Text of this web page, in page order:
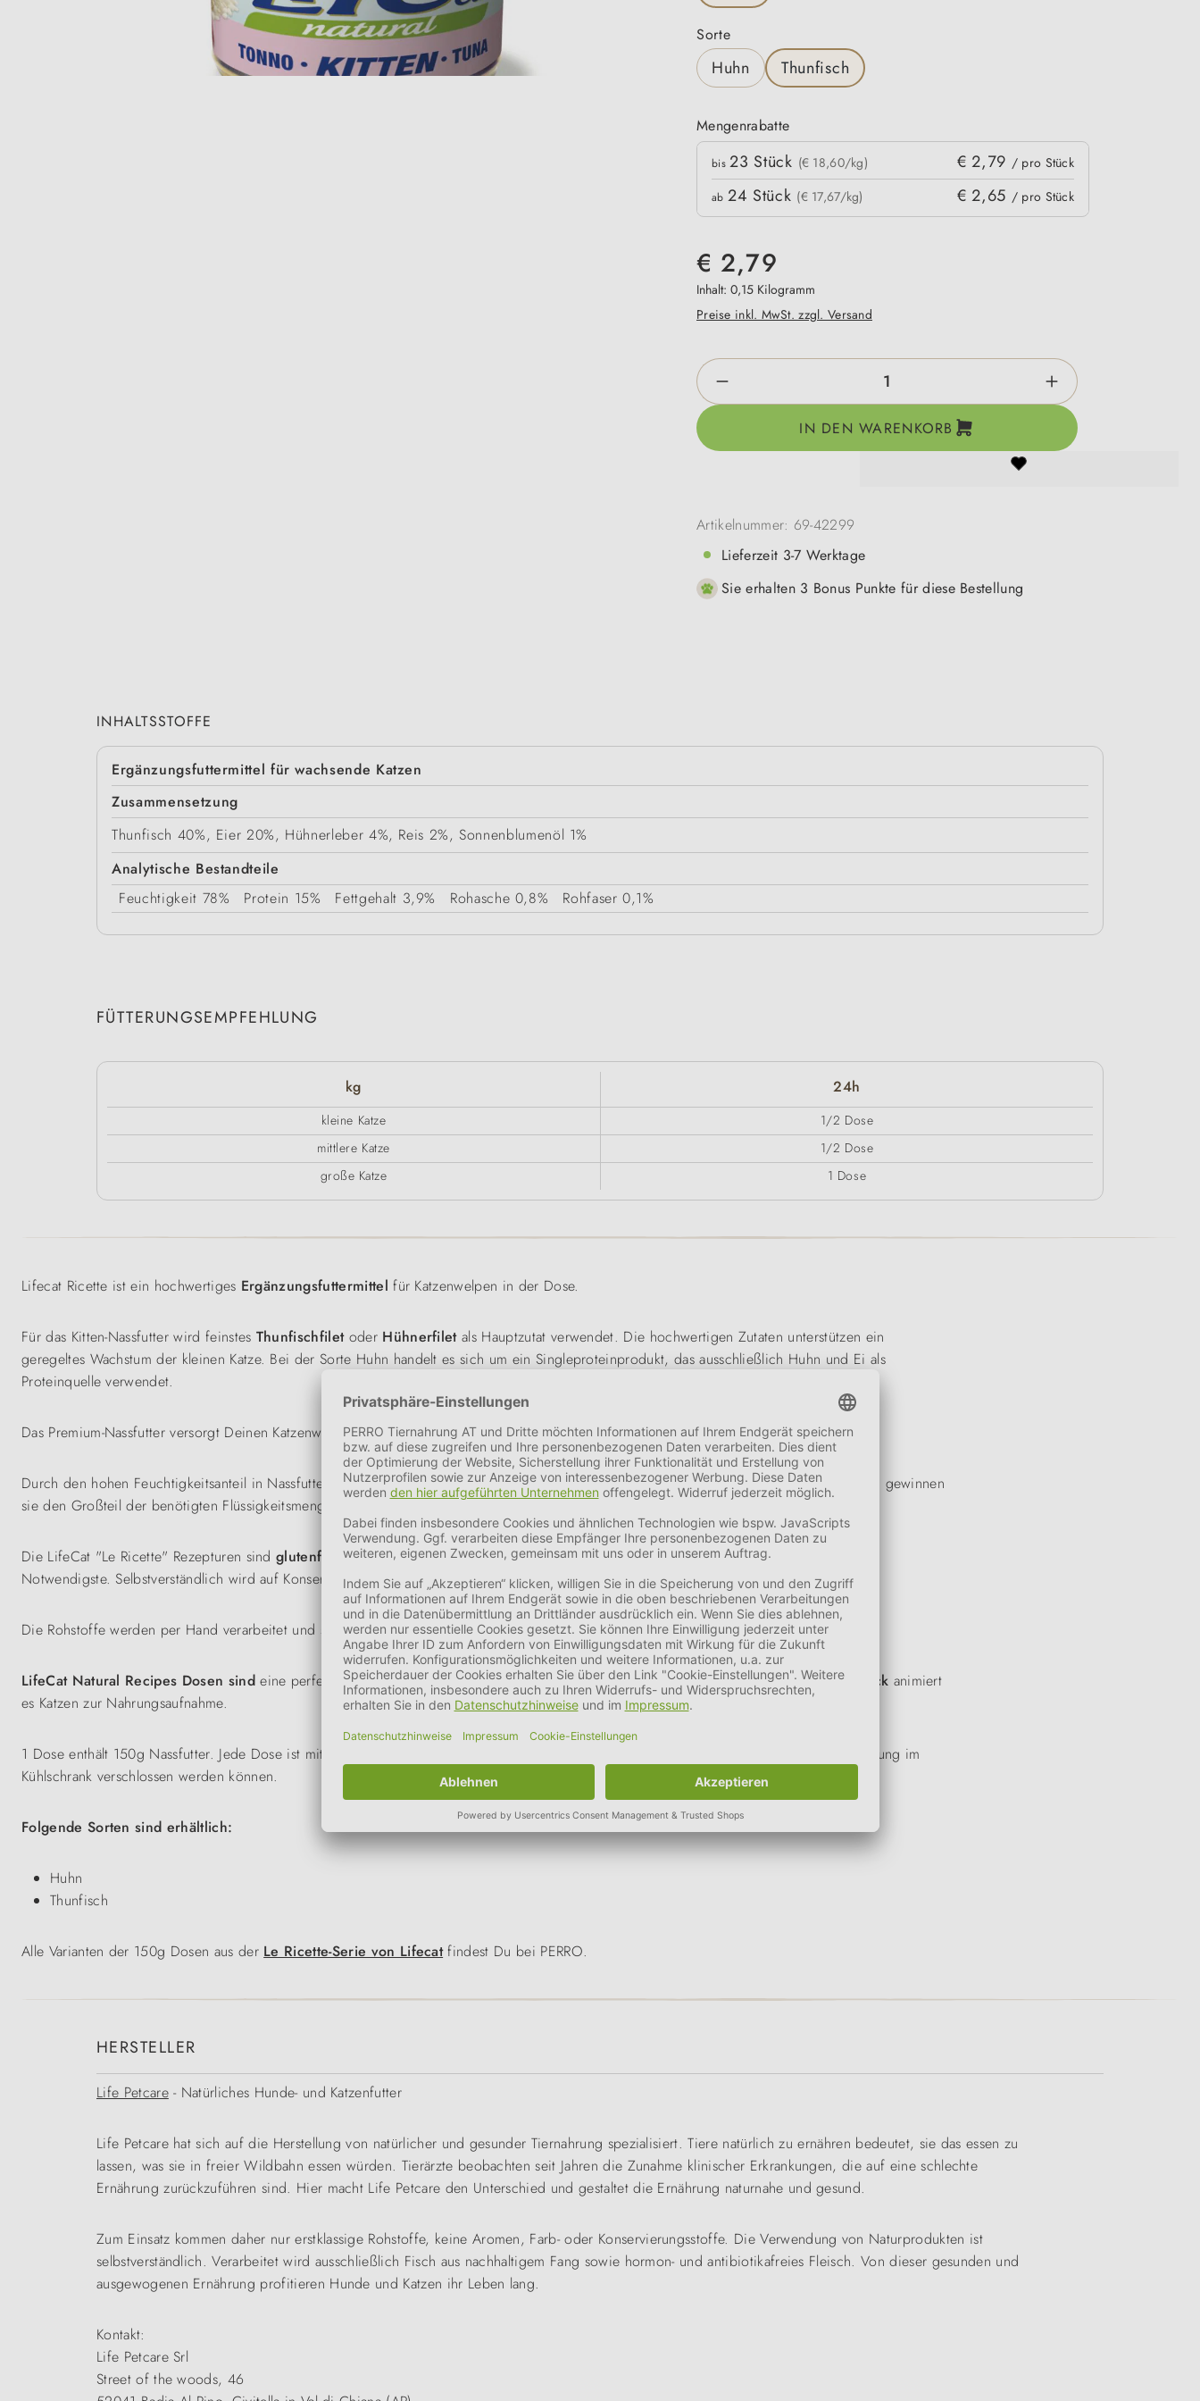
Sorteauswählen
Huhn Thunfisch
Mengenrabatte
Mengenrabatte
bis23 Stück (€ 18,60/kg) € 2,79 / pro Stück
ab 24 Stück (€ 17,67/kg) € 2,65 / pro Stück
€ 2,79
Inhalt: 0,15 Kilogramm
Preise inkl. MwSt. zzgl. Versand
Produkt Anzahl: Gib den gewünschten Wert ein oder
IN DEN WARENKORB
Artikelnummer: 69-42299
Lieferzeit 3-7 Werktage
Sie erhalten 3 Bonus Punkte für diese Bestellung
INHALTSSTOFFE
Ergänzungsfuttermittel für wachsende Katzen
Zusammensetzung
Thunfisch 40%, Eier 20%, Hühnerleber 4%, Reis 2%, Sonnenblumenöl 1%
Analytische Bestandteile
Feuchtigkeit 78% Protein 15% Fettgehalt 3,9% Rohasche 0,8% Rohfaser 0,1%
FÜTTERUNGSEMPFEHLUNG
kg 24h
kleine Katze
1/2 Dose
mittlere Katze
1/2 Dose
große Katze
1 Dose
Lifecat Ricette ist ein hochwertiges Ergänzungsfuttermittel für Katzenwelpen in der Dose.
Für das Kitten-Nassfutter wird feinstes Thunfischfilet oder Hühnerfiletals Hauptzutat verwendet. Die hochwertigen Zutaten unterstützen ein
geregeltes Wachstum der kleinen Katze. Bei der Sorte Huhn handelt es sich um ein Singleproteinprodukt, das ausschließlich Huhn und Ei als
Proteinquelle verwendet.
Das Premium-Nassfutter versorgt Deinen Katzenwelpen zudem mit Eiweiß von besondershoher biologischer Wertigkeit.
Durch den hohen Feuchtigkeitsanteil in Nassfutter wird die Katze mitFlüssigkeitversorgt. Da Katzen ursprünglich Wüstenbewohner waren, gewinnen
sie den Großteil der benötigten Flüssigkeitsmenge aus dem Futter, ein Grund warum Nassnahrung für Katzen sehr wichtig ist.
Die LifeCat "Le Ricette" Rezepturen sindglutenfreimit etwasReisund haben eine besonders kurze Zutatenliste, sie beinhalten nur das
Notwendigste. Selbstverständlich wird auf Konservierungsstoffe, Farbstoffe, künstliche Aromen oder Zucker verzichtet.
Die Rohstoffe werden per Hand verarbeitet und schonendüber Dampf eingekocht.
LifeCat Natural Recipes Dosen sindeine perfekte Ergänzung zu einem Alleinfuttermittel. Mit seinemintensiven, natürlichen Geschmack animiert
es Katzen zur Nahrungsaufnahme.
1 Dose enthält 150g Nassfutter. Jede Dose ist mit einem speziellen Frischeverschluss ausgestattet, mit dem geöffnete Dosen zur Aufbewahrung im
Kühlschrank verschlossen werden können.
Folgende Sorten sind erhältlich:
Huhn
Thunfisch
Alle Varianten der 150g Dosen aus der Le Ricette-Serie von Lifecatfindest Du bei PERRO.
HERSTELLER
Life Petcare- Natürliches Hunde- und Katzenfutter
Life Petcare hat sich auf die Herstellung von natürlicher und gesunder Tiernahrung spezialisiert. Tiere natürlich zu ernähren bedeutet, sie das essen zu
lassen, was sie in freier Wildbahn essen würden. Tierärzte beobachten seit Jahren die Zunahme klinischer Erkrankungen, die auf eine schlechte
Ernährung zurückzuführen sind. Hier macht Life Petcare den Unterschied und gestaltet die Ernährung naturnahe und gesund.
Zum Einsatz kommen daher nur erstklassige Rohstoffe, keine Aromen, Farb- oder Konservierungsstoffe. Die Verwendung von Naturprodukten ist
selbstverständlich. Verarbeitet wird ausschließlich Fisch aus nachhaltigem Fang sowie hormon- und antibiotikafreies Fleisch. Von dieser gesunden und
ausgewogenen Ernährung profitieren Hunde und Katzen ihr Leben lang.
Kontakt:
Life Petcare Srl
Street of the woods, 46